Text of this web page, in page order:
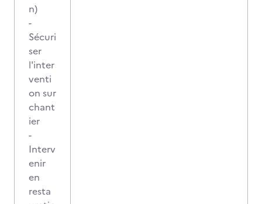
n)
-
Sécuri
ser
l'inter
venti
on sur
chant
ier
-
Interv
enir
en
resta